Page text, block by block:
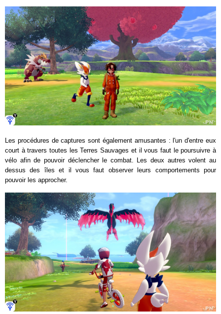
Les procédures de captures sont également amusantes : l'un d'entre eux
court à travers toutes les Terres Sauvages et il vous faut le poursuivre à
vélo afin de pouvoir déclencher le combat. Les deux autres volent au
dessus des îles et il vous faut observer leurs comportements pour
pouvoir les approcher.